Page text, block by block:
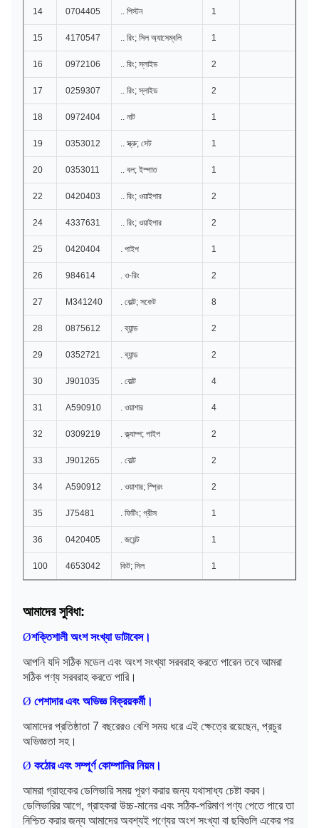
14 0704405 .. পিস্টন 1
15 4170547 .. রিং; সিল অ্যাসেম্বলি 1
16 0972106 .. রিং; স্লাইড 2
17 0259307 .. রিং; স্লাইড 2
18 0972404 .. নাট 1
19 0353012 .. স্ক্রু; সেট 1
20 0353011 .. বল; ইস্পাত 1
22 0420403 .. রিং; ওয়াইপার 2
24 4337631 .. রিং; ওয়াইপার 2
25 0420404 . পাইপ 1
26 984614 . ও-রিং 2
27 M341240 . বোল্ট; সকেট 8
28 0875612 . ব্যান্ড 2
29 0352721 . ব্যান্ড 2
30 J901035 . বোল্ট 4
31 A590910 . ওয়াশার 4
32 0309219 . ক্ল্যাম্প; পাইপ 2
33 J901265 . বোল্ট 2
34 A590912 . ওয়াশার; স্প্রিং 2
35 J75481 . ফিটিং; গ্রীস 1
36 0420405 . জয়েন্ট 1
100 4653042 কিট; সিল 1
আমাদের সুবিধা:
Øশক্তিশালী অংশ সংখ্যা ডাটাবেস।
আপনি যদি সঠিক মডেল এবং অংশ সংখ্যা সরবরাহ করতে পারেন তবে আমরা
সঠিক পণ্য সরবরাহ করতে পারি।
Ø পেশাদার এবং অভিজ্ঞ বিক্রয়কর্মী।
আমাদের প্রতিষ্ঠাতা 7 বছরেরও বেশি সময় ধরে এই ক্ষেত্রে রয়েছেন, প্রচুর
অভিজ্ঞতা সহ।
Ø কঠোর এবং সম্পূর্ণ কোম্পানির নিয়ম।
আমরা গ্রাহকের ডেলিভারি সময় পূরণ করার জন্য যথাসাধ্য চেষ্টা করব।
ডেলিভারির আগে, গ্রাহকরা উচ্চ-মানের এবং সঠিক-পরিমাণ পণ্য পেতে পারে তা
নিশ্চিত করার জন্য আমাদের অবশ্যই পণ্যের অংশ সংখ্যা বা ছবিগুলি একের পর